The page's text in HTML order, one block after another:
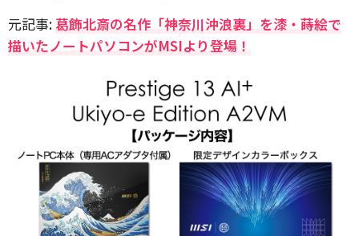
元記事:葛飾北斎の名作「神奈川沖浪裏」を漆・蒔絵で
描いたノートパソコンがMSIより登場！